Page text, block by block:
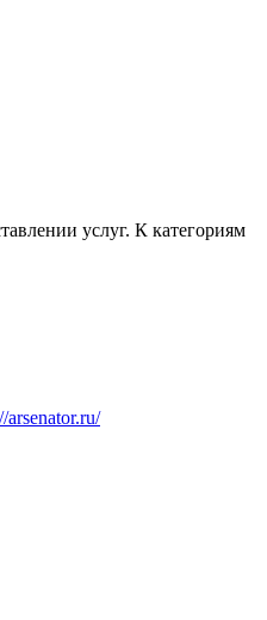
услуг. К категориям
arsenator.ru/